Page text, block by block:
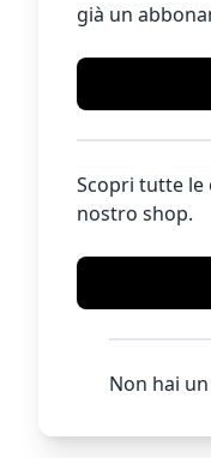
già un
Scopri tutte
nostro shop.
Non hai